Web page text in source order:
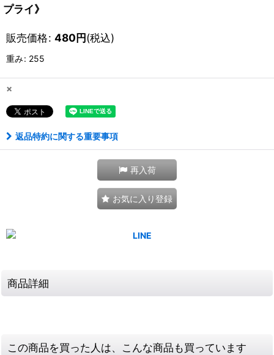
プライ》
販売価格: 480円(税込)
重み: 255
×
返品特約に関する重要事項
再入荷
お気に入り登録
商品詳細
この商品を買った人は、こんな商品も買っています